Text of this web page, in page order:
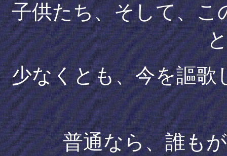
子供たち、そして、こ
少なくとも、今を謳歌
普通なら、誰も